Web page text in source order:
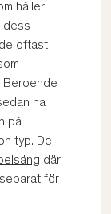
håller
dess
oftast
Beroende
ha
på
typ. De
där
för